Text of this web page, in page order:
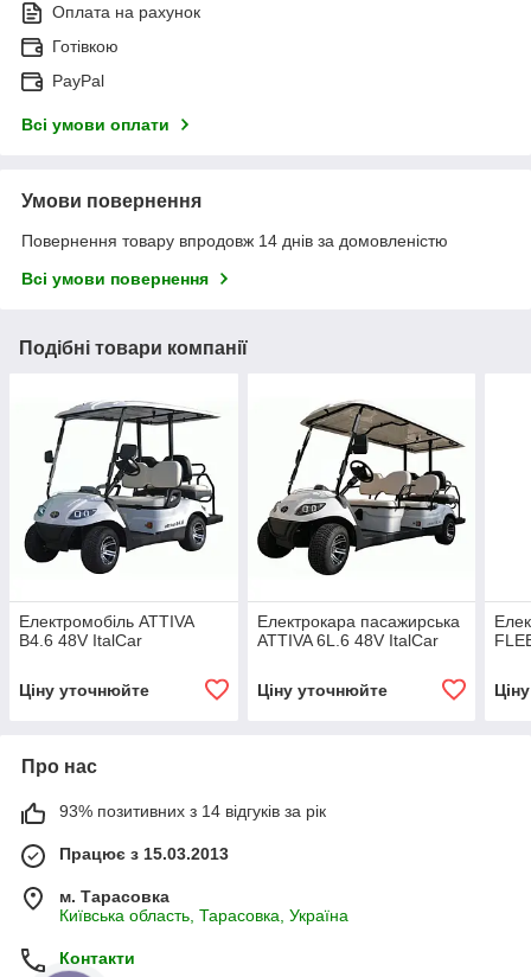
Оплата на рахунок
Готівкою
PayPal
Всі умови оплати
Умови повернення
Повернення товару впродовж 14 днів за домовленістю
Всі умови повернення
Подібні товари компанії
Електромобіль ATTIVA
B4.6 48V ItalCar
Ціну уточнюйте
Електрокара пасажирська
ATTIVA 6L.6 48V ItalCar
Ціну уточнюйте
Про нас
93% позитивних з 14 відгуків за рік
Працює з 15.03.2013
м. Тарасовка
Київська область, Тарасовка, Україна
Контакти